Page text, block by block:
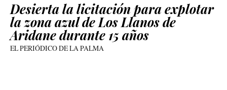
Desierta la licitación para explotar
la zona azul de Los Llanos de
Aridane durante 15 años
EL PERIÓDICO DE LA PALMA